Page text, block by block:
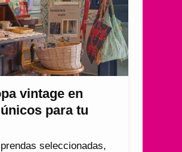
vintage en
para tu
seleccionadas,